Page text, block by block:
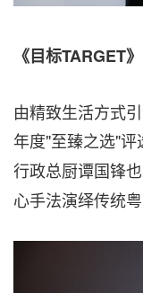
《目标TARGET
由精致生活方式
年度"至臻之选"
行政总厨谭国锋
心手法演绎传统